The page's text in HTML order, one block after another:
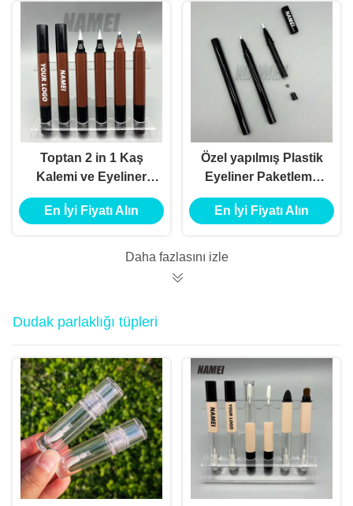
Toptan 2 in 1 Kaş
Kalemi ve Eyeliner
Özel Baskı Boş Kaş
Kalemi ve Eyeliner
En İyi Fiyatı Alın
Özel yapılmış Plastik
Eyeliner Paketleme
Boş Eyeliner Şişe
Özel Logo Boş
En İyi Fiyatı Alın
Daha fazlasını izle
Dudak parlaklığı tüpleri